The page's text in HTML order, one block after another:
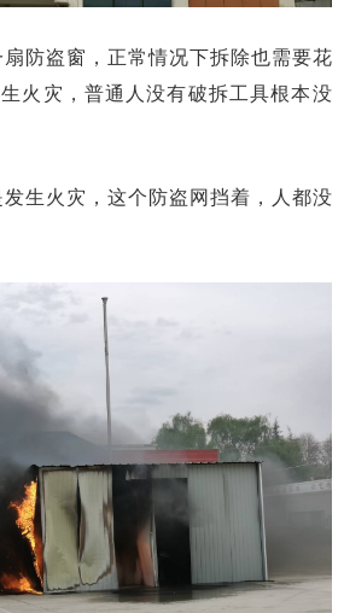
防盗窗，正常情况下拆除也需要花
火灾，普通人没有破拆工具根本没
生火灾，这个防盗网挡着，人都没